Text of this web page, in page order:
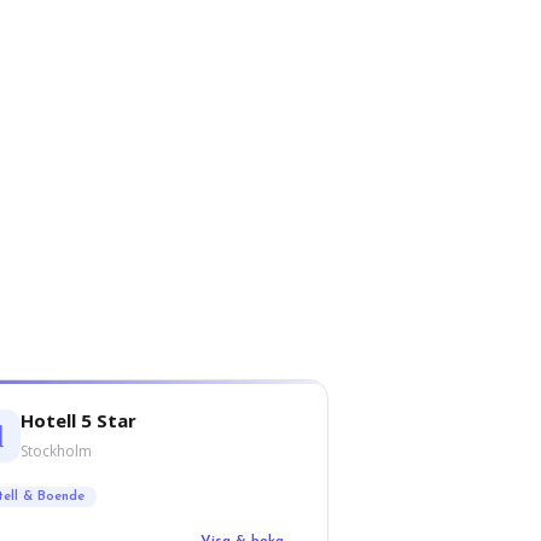
Hotell 5 Star
Stockholm
& Boende